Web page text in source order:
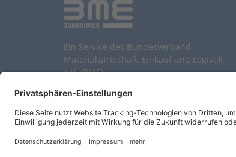
Ein Service des Bundesverband
Materialwirtschaft, Einkauf und Logistik
e.V. (BME)